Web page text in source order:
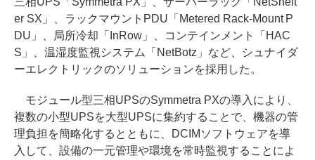
er SX」、ラックマウントPDU「Metered Rack-Mount P
DU」、局所冷却「InRow」、コンテインメント「HAC
S」、温湿度監視システム「NetBotz」など、シュナイダ
ーエレクトリックのソリューションを採用した。
モジュール型三相UPSのSymmetra PXの導入により、
複数の小型UPSを大型UPSに集約することで、機器の管
理負担を簡略化するとともに、DCIMソフトウェアを導
入して、設備の一元管理や環境を常時監視することによ